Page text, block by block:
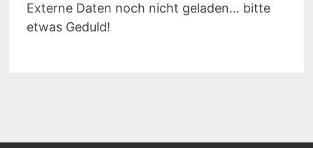
Externe Daten noch nicht geladen… bitte
etwas Geduld!